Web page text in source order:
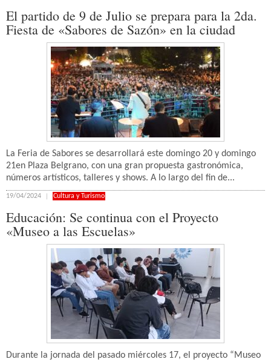
El partido de 9 de Julio se prepara para la 2da.
Fiesta de «Sabores de Sazón» en la ciudad
La Feria de Sabores se desarrollará este domingo 20 y domingo
21en Plaza Belgrano, con una gran propuesta gastronómica,
números artísticos, talleres y shows. A lo largo del fin de...
19/04/2024 Cultura y Turismo
Educación: Se continua con el Proyecto
«Museo a las Escuelas»
Durante la jornada del pasado miércoles 17, el proyecto “Museo